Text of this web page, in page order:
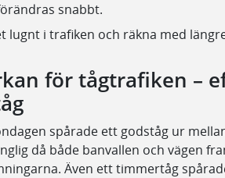
snabbt.
lugnt i trafiken och räkna med
för tågtrafiken –
spårade ett godståg ur
då både banvallen och vägen
Även ett timmertåg